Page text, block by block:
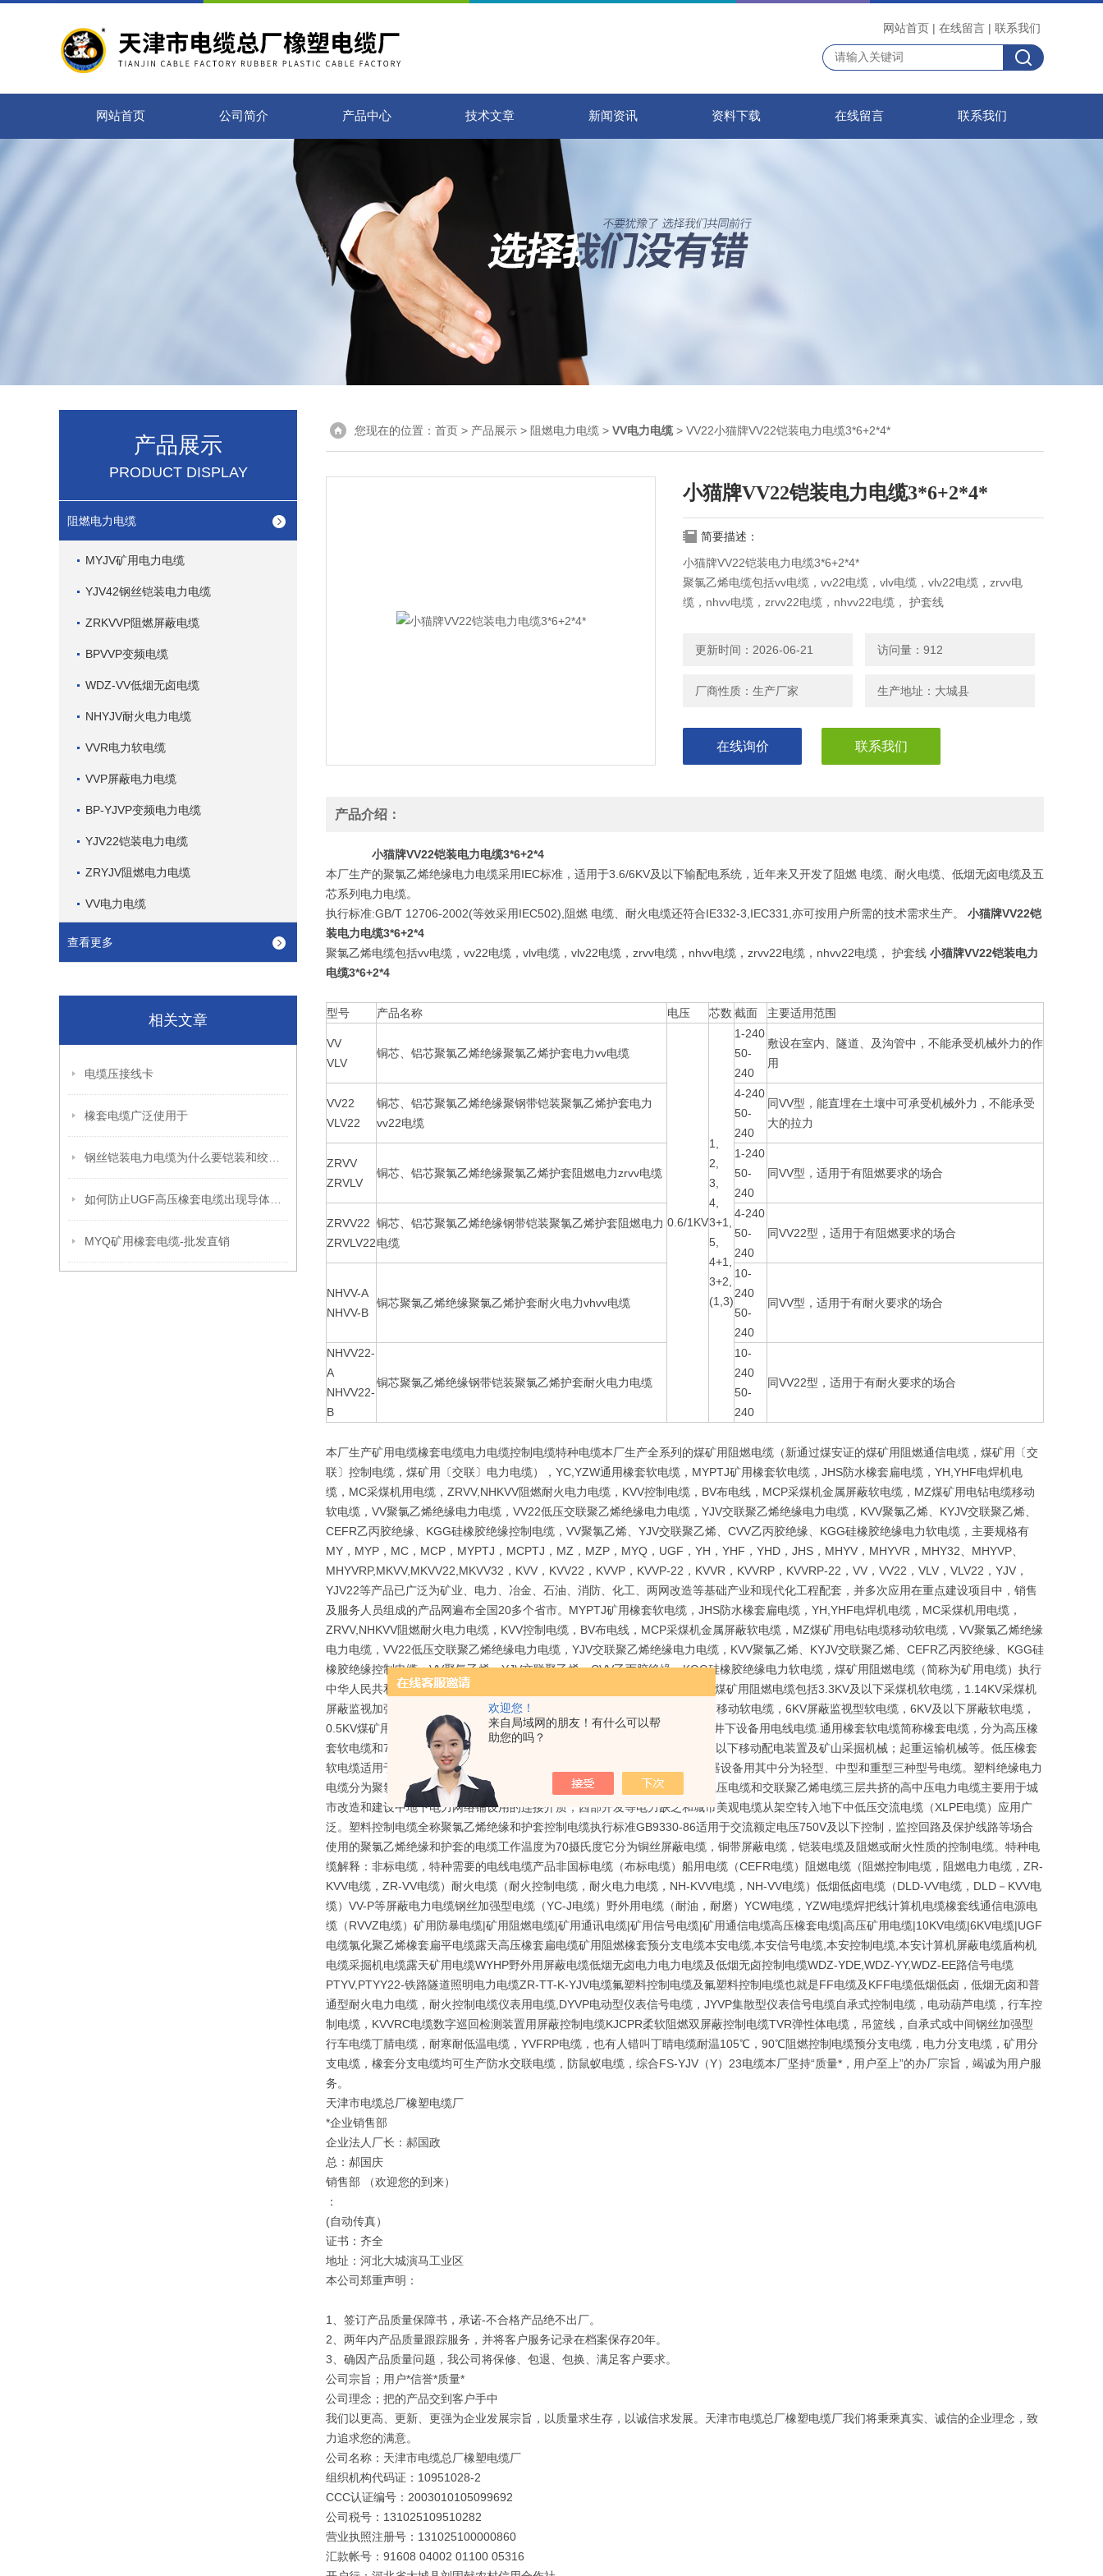
欢迎您！
来自局域网的朋友！有什么可以帮
助您的吗？
网站首页 | 在线留言 | 联系我们
网站首页 公司简介 产品中心 技术文章 新闻资讯 资料下载 在线留言 联系我们
产品展示
PRODUCT DISPLAY
阻燃电力电缆
MYJV矿用电力电缆
YJV42钢丝铠装电力电缆
ZRKVVP阻燃屏蔽电缆
BPVVP变频电缆
WDZ-VV低烟无卤电缆
NHYJV耐火电力电缆
VVR电力软电缆
VVP屏蔽电力电缆
BP-YJVP变频电力电缆
YJV22铠装电力电缆
ZRYJV阻燃电力电缆
VV电力电缆
查看更多
相关文章
电缆压接线卡
橡套电缆广泛使用于
MYQ矿用橡套电缆-批发直销
您现在的位置： 首页 > 产品展示 > 阻燃电力电缆 > VV电力电缆> VV22小猫牌VV22铠装电力电缆3*6+2*4*
小猫牌VV22铠装电力电缆3*6+2*4*
简要描述：
小猫牌VV22铠装电力电缆3*6+2*4*
聚氯乙烯电缆包括vv电缆，vv22电缆，vlv电缆，vlv22电缆，zrvv电
缆，nhvv电缆，zrvv22电缆，nhvv22电缆， 护套线
更新时间：2026-06-21 访问量：912
厂商性质：生产厂家 生产地址：大城县
在线询价 联系我们
产品介绍：
小猫牌VV22铠装电力电缆3*6+2*4
本厂生产的聚氯乙烯绝缘电力电缆采用IEC标准，适用于3.6/6KV及以下输配电系统，近年来又开发了阻燃 电缆、耐火电缆、低烟无卤电缆及五
芯系列电力电缆。
执行标准:GB/T 12706-2002(等效采用IEC502),阻燃 电缆、耐火电缆还符合IE332-3,IEC331,亦可按用户所需的技术需求生产。
小猫牌VV22铠
装电力电缆3*6+2*4
聚氯乙烯电缆包括vv电缆，vv22电缆，vlv电缆，vlv22电缆，zrvv电缆，nhvv电缆，zrvv22电缆，nhvv22电缆， 护套线 小猫牌VV22铠装电力
电缆3*6+2*4
型号 产品名称 电压 芯数 截面 主要适用范围
VV
VLV
铜芯、铝芯聚氯乙烯绝缘聚氯乙烯护套电力vv电缆
0.6/1KV
1,
2,
3,
4,
3+1,
5,
4+1,
3+2,
(1,3)
1-240
50-
240
敷设在室内、隧道、及沟管中，不能承受机械外力的作
用
VV22
VLV22
铜芯、铝芯聚氯乙烯绝缘聚钢带铠装聚氯乙烯护套电力
vv22电缆
4-240
50-
240
同VV型，能直埋在土壤中可承受机械外力，不能承受
大的拉力
ZRVV
ZRVLV
铜芯、铝芯聚氯乙烯绝缘聚氯乙烯护套阻燃电力zrvv电缆
1-240
50-
240
同VV型，适用于有阻燃要求的场合
ZRVV22
ZRVLV22
铜芯、铝芯聚氯乙烯绝缘钢带铠装聚氯乙烯护套阻燃电力
电缆
4-240
50-
240
同VV22型，适用于有阻燃要求的场合
NHVV-A
NHVV-B
铜芯聚氯乙烯绝缘聚氯乙烯护套耐火电力vhvv电缆
10-
240
50-
240
同VV型，适用于有耐火要求的场合
NHVV22-
A
NHVV22-
B
铜芯聚氯乙烯绝缘钢带铠装聚氯乙烯护套耐火电力电缆
10-
240
50-
240
同VV22型，适用于有耐火要求的场合
本厂生产矿用电缆橡套电缆电力电缆控制电缆特种电缆本厂生产全系列的煤矿用阻燃电缆（新通过煤安证的煤矿用阻燃通信电缆，煤矿用〔交
联〕控制电缆，煤矿用〔交联〕电力电缆），YC,YZW通用橡套软电缆，MYPTJ矿用橡套软电缆，JHS防水橡套扁电缆，YH,YHF电焊机电
缆，MC采煤机用电缆，ZRVV,NHKVV阻燃耐火电力电缆，KVV控制电缆，BV布电线，MCP采煤机金属屏蔽软电缆，MZ煤矿用电钻电缆移动
软电缆，VV聚氯乙烯绝缘电力电缆，VV22低压交联聚乙烯绝缘电力电缆，YJV交联聚乙烯绝缘电力电缆，KVV聚氯乙烯、KYJV交联聚乙烯、
CEFR乙丙胶绝缘、KGG硅橡胶绝缘控制电缆，VV聚氯乙烯、YJV交联聚乙烯、CVV乙丙胶绝缘、KGG硅橡胶绝缘电力软电缆，主要规格有
MY，MYP，MC，MCP，MYPTJ，MCPTJ，MZ，MZP，MYQ，UGF，YH，YHF，YHD，JHS，MHYV，MHYVR，MHY32、MHYVP、
MHYVRP,MKVV,MKVV22,MKVV32，KVV，KVV22，KVVP，KVVP-22，KVVR，KVVRP，KVVRP-22，VV，VV22，VLV，VLV22，YJV，
YJV22等产品已广泛为矿业、电力、冶金、石油、消防、化工、两网改造等基础产业和现代化工程配套，并多次应用在重点建设项目中，销售
及服务人员组成的产品网遍布全国20多个省市。MYPTJ矿用橡套软电缆，JHS防水橡套扁电缆，YH,YHF电焊机电缆，MC采煤机用电缆，
ZRVV,NHKVV阻燃耐火电力电缆，KVV控制电缆，BV布电线，MCP采煤机金属屏蔽软电缆，MZ煤矿用电钻电缆移动软电缆，VV聚氯乙烯绝缘
电力电缆，VV22低压交联聚乙烯绝缘电力电缆，YJV交联聚乙烯绝缘电力电缆，KVV聚氯乙烯、KYJV交联聚乙烯、CEFR乙丙胶绝缘、KGG硅
橡胶绝缘控制电缆，VV聚氯乙烯、YJV交联聚乙烯、CVV乙丙胶绝缘、KGG硅橡胶绝缘电力软电缆，煤矿用阻燃电缆（简称为矿用电缆）执行
中华人民共和国煤炭行业标准MT818-1999本标准是国家煤炭工业局发布的。煤矿用阻燃电缆包括3.3KV及以下采煤机软电缆，1.14KV采煤机
屏蔽监视加强型软电缆，3.3KV及以下采煤机金属屏蔽软电缆，1.14KV及以下移动软电缆，6KV屏蔽监视型软电缆，6KV及以下屏蔽软电缆，
0.5KV煤矿用电钻电缆，煤矿用移动轻型软电缆等多种型号规格的适用于煤矿井下设备用电线电缆.通用橡套软电缆简称橡套电缆，分为高压橡
套软电缆和750V通用橡套软电缆。高压橡套软电缆用途：交流额定电压6kv及以下移动配电装置及矿山采掘机械；起重运输机械等。低压橡套
软电缆适用于交流额定电压750V及以下家用电器、电动工具和各种移动式电器设备用其中分为轻型、中型和重型三种型号电缆。塑料绝缘电力
电缆分为聚氯乙烯电缆也就是PVC电缆适用于低压变压器下方连接设备用的低压电缆和交联聚乙烯电缆三层共挤的高中压电力电缆主要用于城
市改造和建设中地下电力网络铺设用的连接介质，西部开发等电力缺乏和城市美观电缆从架空转入地下中低压交流电缆（XLPE电缆）应用广
泛。塑料控制电缆全称聚氯乙烯绝缘和护套控制电缆执行标准GB9330-86适用于交流额定电压750V及以下控制，监控回路及保护线路等场合
使用的聚氯乙烯绝缘和护套的电缆工作温度为70摄氏度它分为铜丝屏蔽电缆，铜带屏蔽电缆，铠装电缆及阻燃或耐火性质的控制电缆。特种电
缆解释：非标电缆，特种需要的电线电缆产品非国标电缆（布标电缆）船用电缆（CEFR电缆）阻燃电缆（阻燃控制电缆，阻燃电力电缆，ZR-
KVV电缆，ZR-VV电缆）耐火电缆（耐火控制电缆，耐火电力电缆，NH-KVV电缆，NH-VV电缆）低烟低卤电缆（DLD-VV电缆，DLD－KVV电
缆）VV-P等屏蔽电力电缆钢丝加强型电缆（YC-J电缆）野外用电缆（耐油，耐磨）YCW电缆，YZW电缆焊把线计算机电缆橡套线通信电源电
缆（RVVZ电缆）矿用防暴电缆|矿用阻燃电缆|矿用通讯电缆|矿用信号电缆|矿用通信电缆高压橡套电缆|高压矿用电缆|10KV电缆|6KV电缆|UGF
电缆氯化聚乙烯橡套扁平电缆露天高压橡套扁电缆矿用阻燃橡套预分支电缆本安电缆,本安信号电缆,本安控制电缆,本安计算机屏蔽电缆盾构机
电缆采掘机电缆露天矿用电缆WYHP野外用屏蔽电缆低烟无卤电力电力电缆及低烟无卤控制电缆WDZ-YDE,WDZ-YY,WDZ-EE路信号电缆
PTYV,PTYY22-铁路隧道照明电力电缆ZR-TT-K-YJV电缆氟塑料控制电缆及氟塑料控制电缆也就是FF电缆及KFF电缆低烟低卤，低烟无卤和普
通型耐火电力电缆，耐火控制电缆仪表用电缆,DYVP电动型仪表信号电缆，JYVP集散型仪表信号电缆自承式控制电缆，电动葫芦电缆，行车控
制电缆，KVVRC电缆数字巡回检测装置用屏蔽控制电缆KJCPR柔软阻燃双屏蔽控制电缆TVR弹性体电缆，吊篮线，自承式或中间钢丝加强型
行车电缆丁腈电缆，耐寒耐低温电缆，YVFRP电缆，也有人错叫丁晴电缆耐温105℃，90℃阻燃控制电缆预分支电缆，电力分支电缆，矿用分
支电缆，橡套分支电缆均可生产防水交联电缆，防鼠蚁电缆，综合FS-YJV（Y）23电缆本厂坚持“质量*，用户至上”的办厂宗旨，竭诚为用户服
务。
天津市电缆总厂橡塑电缆厂
*企业销售部
企业法人厂长：郝国政
总：郝国庆
销售部 （欢迎您的到来）
：
(自动传真）
证书：齐全
地址：河北大城演马工业区
本公司郑重声明：
1、签订产品质量保障书，承诺-不合格产品绝不出厂。
2、两年内产品质量跟踪服务，并将客户服务记录在档案保存20年。
3、确因产品质量问题，我公司将保修、包退、包换、满足客户要求。
公司宗旨；用户*信誉*质量*
公司理念；把的产品交到客户手中
我们以更高、更新、更强为企业发展宗旨，以质量求生存，以诚信求发展。天津市电缆总厂橡塑电缆厂我们将秉乘真实、诚信的企业理念，致
力追求您的满意。
公司名称：天津市电缆总厂橡塑电缆厂
组织机构代码证：10951028-2
CCC认证编号：2003010105099692
公司税号：131025109510282
营业执照注册号：131025100000860
汇款帐号：91608 04002 01100 05316